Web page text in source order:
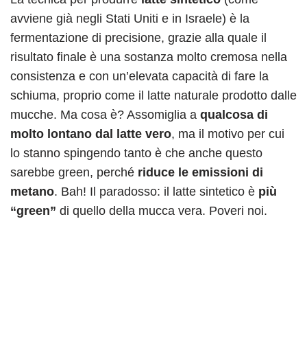
avviene già negli Stati Uniti e in Israele) è la
fermentazione di precisione, grazie alla quale il
risultato finale è una sostanza molto cremosa nella
consistenza e con un’elevata capacità di fare la
schiuma, proprio come il latte naturale prodotto dalle
mucche. Ma cosa è? Assomiglia a qualcosa di
molto lontano dal latte vero, ma il motivo per cui
lo stanno spingendo tanto è che anche questo
sarebbe green, perché riduce le emissioni di
metano. Bah! Il paradosso: il latte sintetico è più
“green” di quello della mucca vera. Poveri noi.